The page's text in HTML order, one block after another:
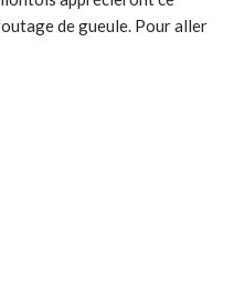
de gueule. Pour aller